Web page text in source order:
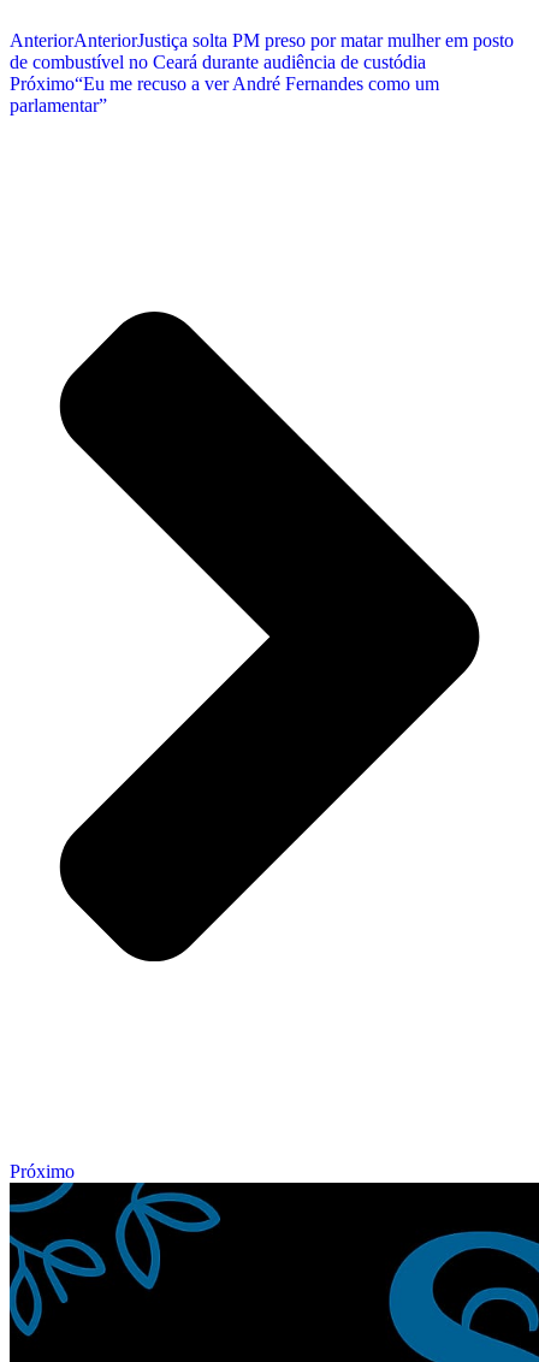
AnteriorAnteriorJustiça solta PM preso por matar mulher em posto
de combustível no Ceará durante audiência de custódia
Próximo“Eu me recuso a ver André Fernandes como um
parlamentar”
Próximo